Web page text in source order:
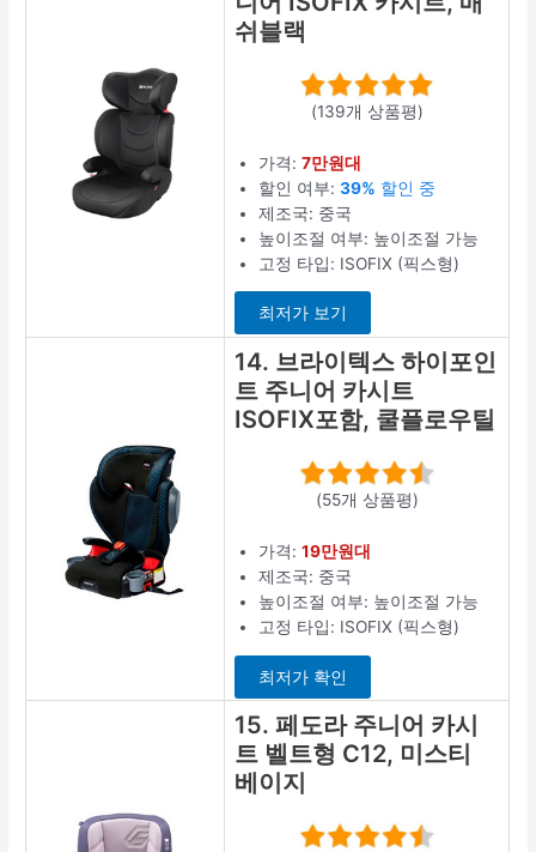
쉬블랙
(139개 상품평)
가격:7만원대
할인 여부:39% 할인 중
제조국: 중국
높이조절 여부: 높이조절 가능
고정 타입: ISOFIX (픽스형)
최저가 보기
14. 브라이텍스 하이포인
트 주니어 카시트
ISOFIX포함, 쿨플로우틸
(55개 상품평)
가격:19만원대
제조국: 중국
높이조절 여부: 높이조절 가능
고정 타입: ISOFIX (픽스형)
최저가 확인
15. 페도라 주니어 카시
트 벨트형 C12, 미스티
베이지